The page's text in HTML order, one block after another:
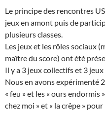
Le principe des rencontres
jeux en amont puis de
plusieurs classes.
Les jeux et les rôles sociaux
maître du score) ont été
Il y a 3 jeux collectifs et 3
Nous en avons expérimenté
« feu » et les « ours endormis
chez moi » et « la crêpe »